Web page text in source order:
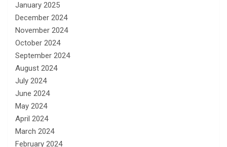
January 2025
December 2024
November 2024
October 2024
September 2024
August 2024
July 2024
June 2024
May 2024
April 2024
March 2024
February 2024